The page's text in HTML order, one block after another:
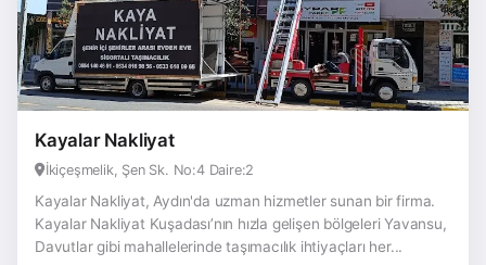
Kayalar Nakliyat
İkiçeşmelik, Şen Sk. No:4 Daire:2
Kayalar Nakliyat, Aydın'da uzman hizmetler sunan bir firma.
Kayalar Nakliyat Kuşadası’nın hızla gelişen bölgeleri Yavansu,
Davutlar gibi mahallelerinde taşımacılık ihtiyaçları her...